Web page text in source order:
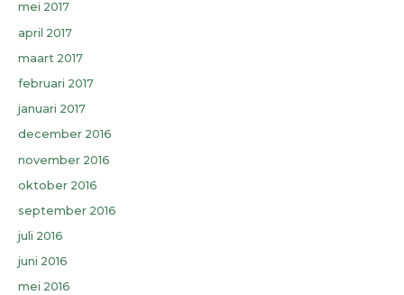
mei 2017
april 2017
maart 2017
februari 2017
januari 2017
december 2016
november 2016
oktober 2016
september 2016
juli 2016
juni 2016
mei 2016